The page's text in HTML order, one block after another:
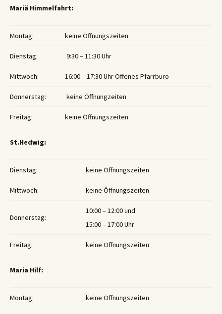
Mariä Himmelfahrt:
Montag: keine Öffnungszeiten
Dienstag: 9:30 – 11:30 Uhr
Mittwoch: 16:00 – 17:30 Uhr Offenes Pfarrbüro
Donnerstag: keine Öffnungzeiten
Freitag: keine Öffnungszeiten
St.Hedwig:
Dienstag: keine Öffnungszeiten
Mittwoch: keine Öffnungszeiten
Donnerstag:
10:00 – 12:00 und
15:00 – 17:00 Uhr
Freitag: keine Öffnungszeiten
Maria Hilf:
Montag: keine Öffnungszeiten